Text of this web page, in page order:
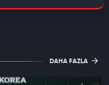
DAHA FAZLA